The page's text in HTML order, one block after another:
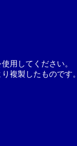
用してください。
複製したものです。